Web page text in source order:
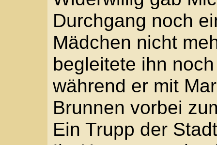
Moment drang er in
stemmte sich mit
Flügel. „Wartet!
draußen die Männer
Michele sah nur den
Als Mario an ihm
hab ich gesagt? Wir
Spalt frei, wollte auch